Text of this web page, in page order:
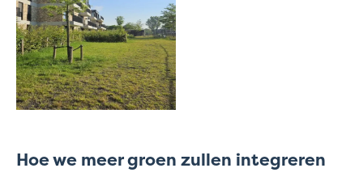
Hoe we meer groen zullen integreren